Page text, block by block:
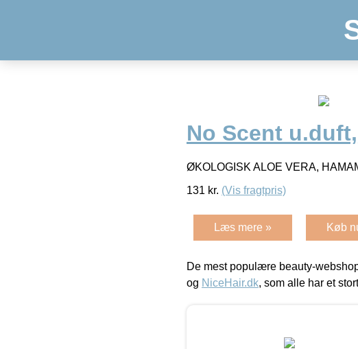
No Scent
ØKOLOGISK ALOE VERA,
131 kr. (Vis fragtpris)
Læs mere » Køb
De mest populære beauty-
og NiceHair.dk, som alle har et